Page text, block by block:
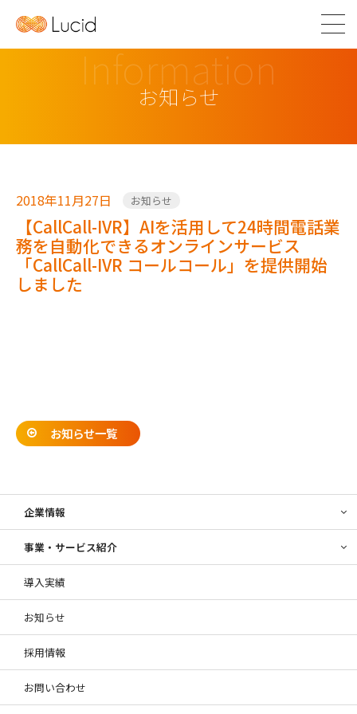
Information
お知らせ
2018年11月27日 お知らせ
【CallCall-IVR】AIを活用して24時間電話業
務を自動化できるオンラインサービス
「CallCall-IVR コールコール」を提供開始
しました
お知らせ一覧
企業情報
事業・サービス紹介
導入実績
お知らせ
採用情報
お問い合わせ